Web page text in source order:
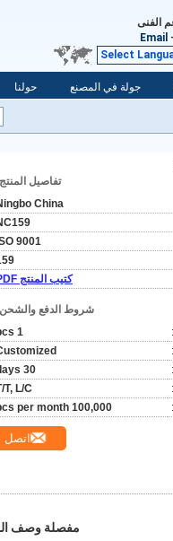
الفنى
-
Email
Select
حولنا جولة في المصنع
تفاصيل
China
9001
كتيب المنتج PDF
شروط الدفع
1 pcs
30 days
T, L/C
100,000 pcs per month
اتصل
مفصلة وصف